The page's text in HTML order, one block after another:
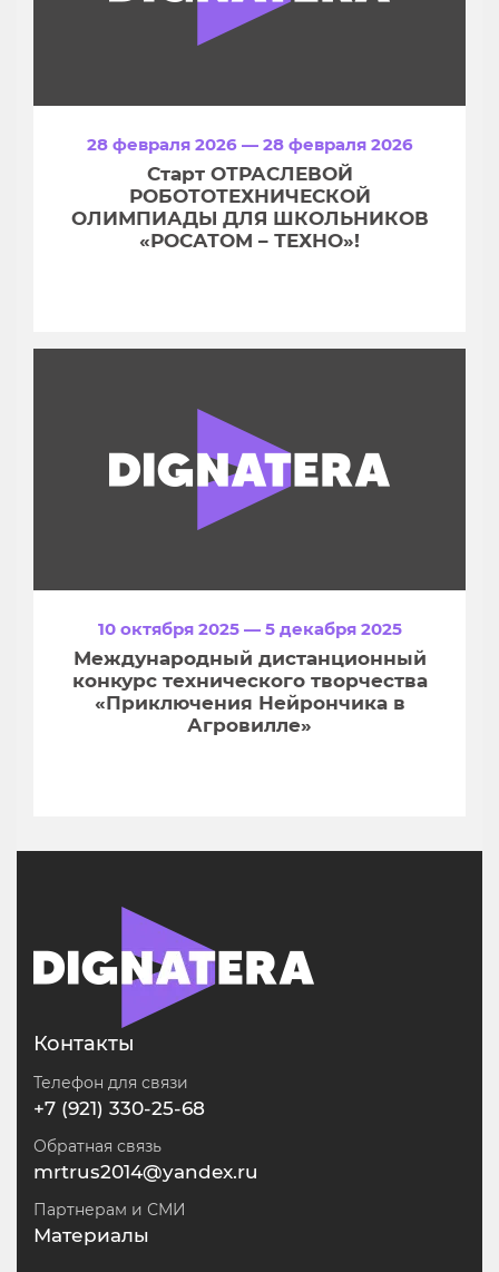
28 февраля 2026 — 28 февраля 2026
Старт ОТРАСЛЕВОЙ
РОБОТОТЕХНИЧЕСКОЙ
ОЛИМПИАДЫ ДЛЯ ШКОЛЬНИКОВ
«РОСАТОМ – ТЕХНО»!
10 октября 2025 — 5 декабря 2025
Международный дистанционный
конкурс технического творчества
«Приключения Нейрончика в
Агровилле»
Контакты
Телефон для связи
+7 (921) 330-25-68
Обратная связь
mrtrus2014@yandex.ru
Партнерам и СМИ
Материалы